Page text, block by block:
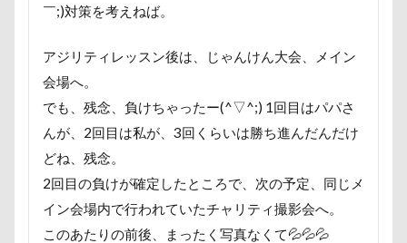
￣;)対策を考えねば。
アジリティレッスン後は、じゃんけん大会、メイン
会場へ。
でも、残念、負けちゃったー(^▽^;) 1回目はパパさ
んが、2回目は私が、3回くらいは勝ち進んだんだけ
どね、残念。
2回目の負けが確定したところで、次の予定、同じメ
イン会場内で行われていたチャリティ撮影会へ。
このあたりの前後、まったく写真なくて💦💦💦
もってこい
めいちゃん
まるるちゃん
まるで敷物 まるくん
ますの寿し
りえちゃん
わんコレ るなちゃん
わんちゃん
ろいくん
れんちゃん るるちゃん
るな祖母
るな先生
るな3才
るな2才 るな1才 るな0才